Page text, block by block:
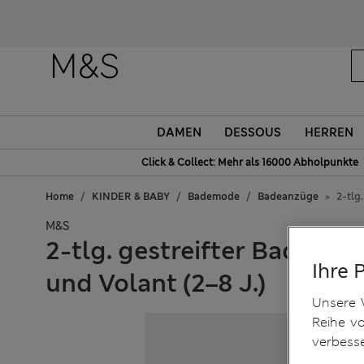
DAMEN DESSOUS HERREN
Click & Collect: Mehr als 16000 Abholpunkte
Home KINDER & BABY Bademode Badeanzüge 2-
M&S
2-tlg. gestreifter
und Volant (2–8 J.)
Ihre
Unsere
Reihe